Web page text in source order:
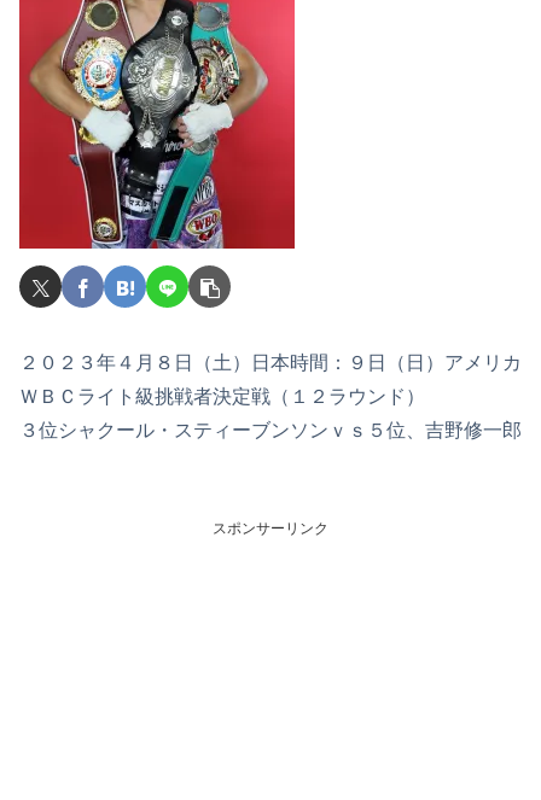
２０２３年４月８日（土）日本時間：９日（日）アメリカ
ＷＢＣライト級挑戦者決定戦（１２ラウンド）
３位シャクール・スティーブンソンｖｓ５位、吉野修一郎
スポンサーリンク